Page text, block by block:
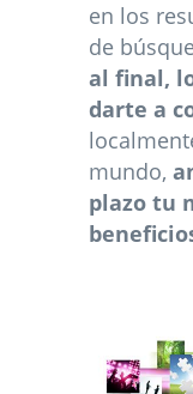
en los
de
al final,
darte a
mundo,
plazo tu